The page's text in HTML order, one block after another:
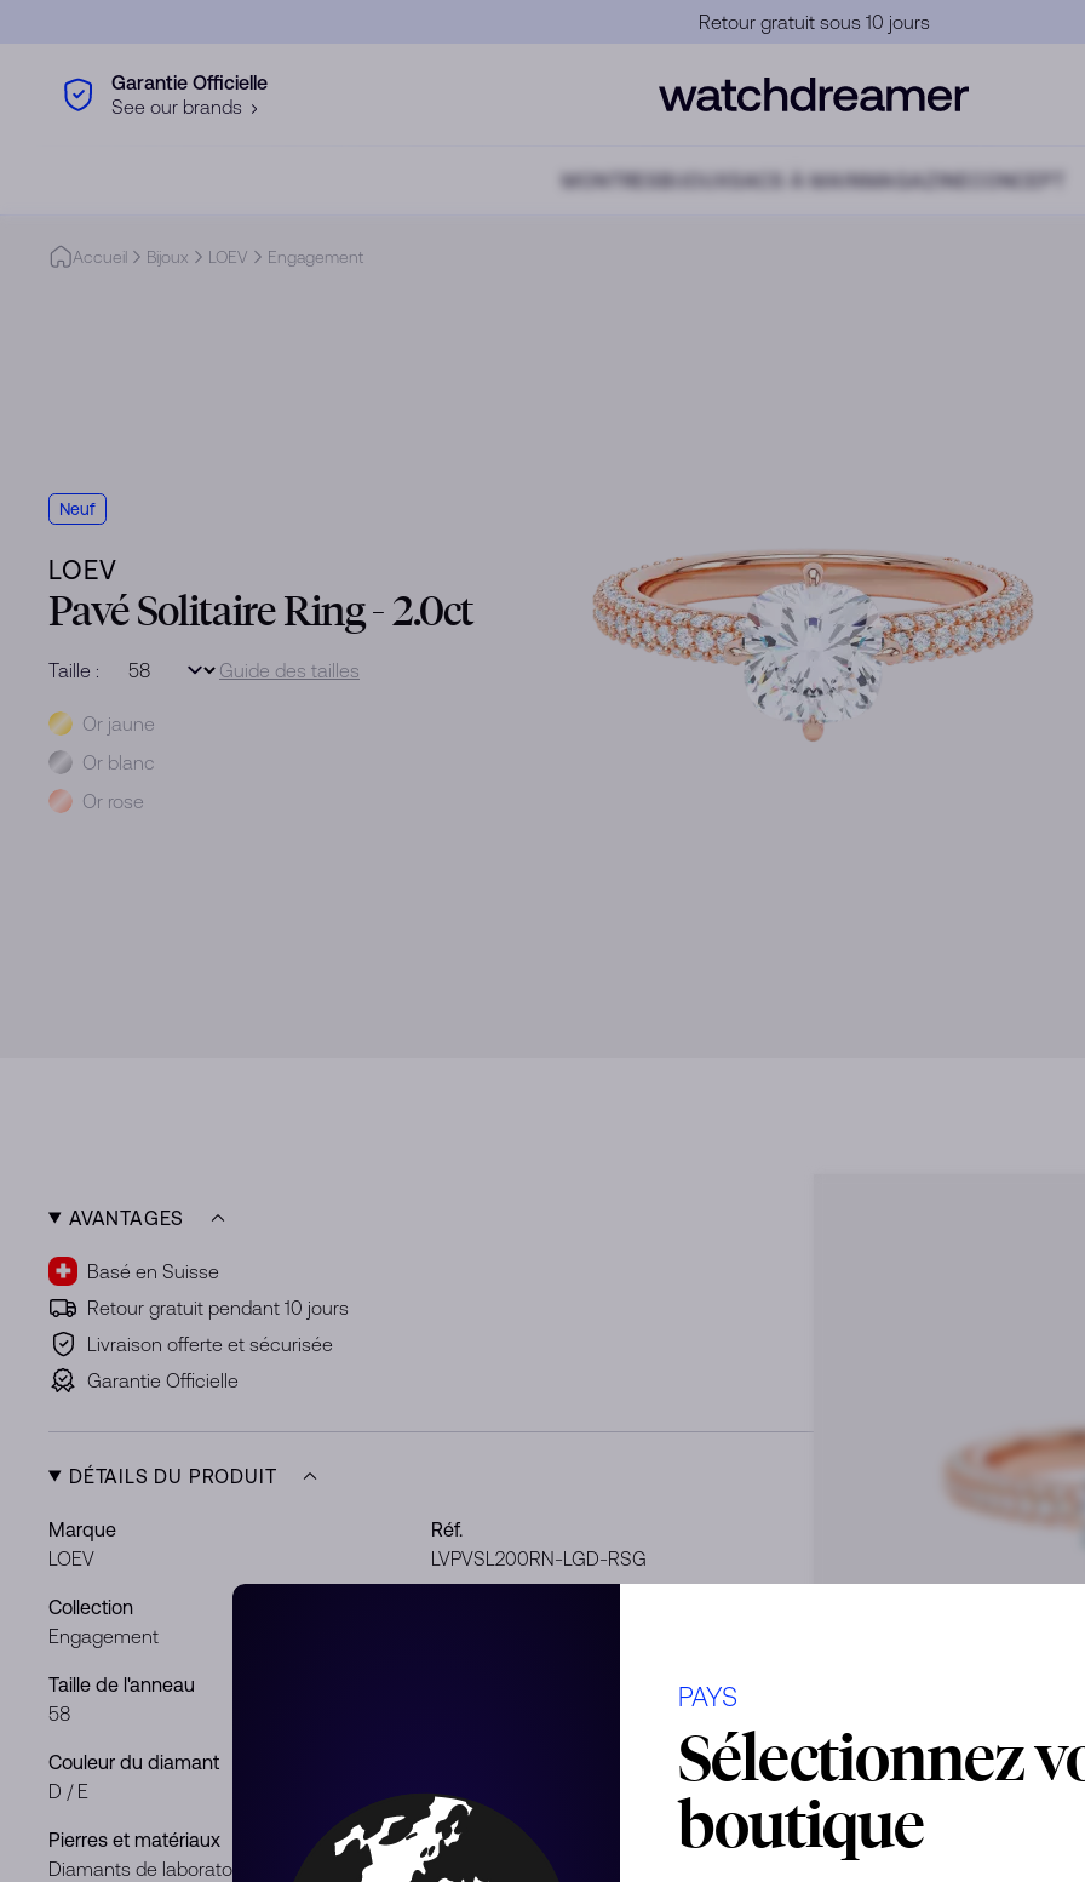
Garantie Officielle
Garantie Officielle
See our brands
MONTRES SACS À MAINMAGAZINE CONCEPT
Accueil Bijoux LOEV Engagement
Neuf
LOEV
Pavé Solitaire Ring - 2.0ct
Taille : Guide des tailles
MétalOr jaune
Or blanc
Or rose
AVANTAGES
Basé en Suisse
Retour gratuit pendant 10 jours
Livraison offerte et sécurisée
Garantie Officielle
DÉTAILS DU PRODUIT
Marque
LOEV
Réf.
LVPVSL200RN-LGD-RSG
Collection
Engagement
Taille de l'anneau
58
Couleur du diamant
D / E
VS
Pierres et matériaux
Diamants de laboratoire
Genre
PAYS
Sélectionnez
boutique